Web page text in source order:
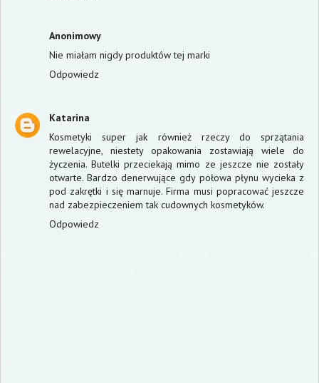
Anonimowy
Nie miałam nigdy produktów tej marki
Odpowiedz
Katarina
Kosmetyki super jak również rzeczy do sprzątania
rewelacyjne, niestety opakowania zostawiają wiele do
życzenia. Butelki przeciekają mimo ze jeszcze nie zostały
otwarte. Bardzo denerwujące gdy połowa płynu wycieka z
pod zakrętki i się marnuje. Firma musi popracować jeszcze
nad zabezpieczeniem tak cudownych kosmetyków.
Odpowiedz